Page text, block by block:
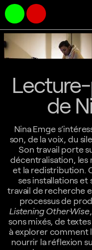
de
Nina Emge
son, de la voix, du
Son travail porte
décentralisation, les
et la redistribution.
ses installations et
travail de recherche
processus de
Listening Other·Wise
sons mixés, de
à explorer comment
nourrir la réflexion